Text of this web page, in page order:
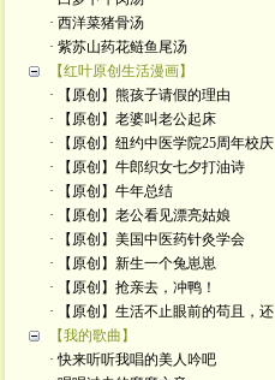
· 西洋菜猪骨汤
· 紫苏山药花鲢鱼尾汤
【红叶原创生活漫画】
· 【原创】熊孩子请假的理由
· 【原创】老婆叫老公起床
· 【原创】纽约中医学院25周年校庆
· 【原创】牛郎织女七夕打油诗
· 【原创】牛年总结
· 【原创】老公看见漂亮姑娘
· 【原创】美国中医药针灸学会
· 【原创】新生一个兔崽崽
· 【原创】抢亲去，冲鸭！
· 【原创】生活不止眼前的苟且，还
【我的歌曲】
· 快来听听我唱的美人吟吧